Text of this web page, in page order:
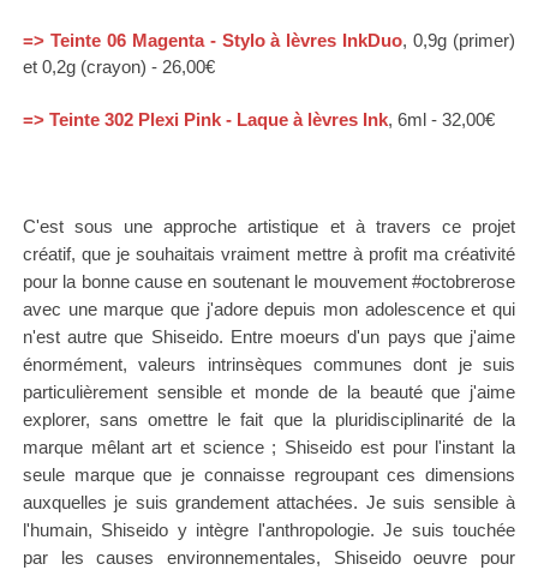
=> Teinte 06Magenta - Stylo à lèvres InkDuo,0,9g (primer)
et 0,2g (crayon) - 26,00€
=> Teinte 302 Plexi Pink - Laque à lèvres Ink, 6ml - 32,00€
C'est sous une approche artistique et à travers ce projet
créatif, que je souhaitais vraiment mettre à profit ma créativité
pour la bonne cause en soutenant le mouvement #octobrerose
avec une marque que j'adore depuis mon adolescence et qui
n'est autre que Shiseido. Entre moeurs d'un pays que j'aime
énormément, valeurs intrinsèques communes dont je suis
particulièrement sensible et monde de la beauté que j'aime
explorer, sans omettre le fait que la pluridisciplinarité de la
marque mêlant art et science ; Shiseido est pour l'instant la
seule marque que je connaisse regroupant ces dimensions
auxquelles je suis grandement attachées. Je suis sensible à
l'humain, Shiseido y intègre l'anthropologie. Je suis touchée
par les causes environnementales, Shiseido oeuvre pour